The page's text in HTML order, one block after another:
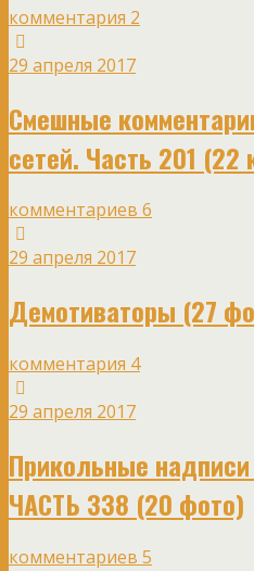
комментария 2
29 апреля 2017
Смешные
сетей. Часть 201 (22
комментариев 6
29 апреля 2017
Демотиваторы (27
комментария 4
29 апреля 2017
Прикольные
ЧАСТЬ 338 (20 фото)
комментариев 5